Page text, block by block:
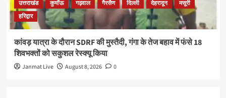
उत्तराखंड कुमाँऊ गढ़वाल गैरसैण दिल्ली देहरादून
मसूरी
हरिद्वार
कांवड़ यात्रा के दौरान SDRF की मुस्तैदी, गंगा के तेज बहाव में फंसे 18
शिवभक्तों को सकुशल रेस्क्यू किया
Janmat Live August 8, 2026 0